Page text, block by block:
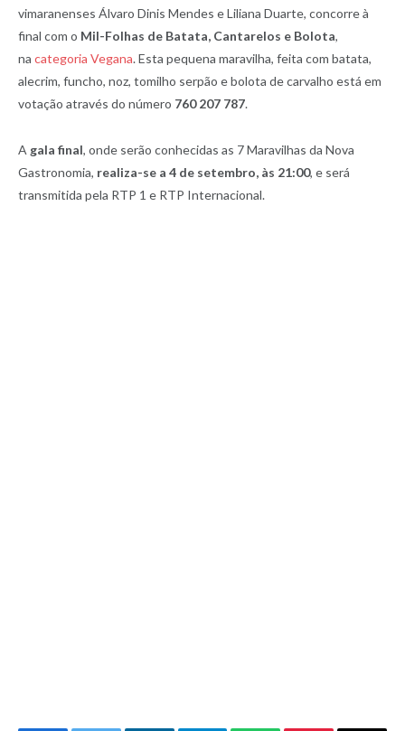
vimaranenses Álvaro Dinis Mendes e Liliana Duarte, concorre à
final com o Mil-Folhas de Batata, Cantarelos e Bolota,
na categoria Vegana. Esta pequena maravilha, feita com batata,
alecrim, funcho, noz, tomilho serpão e bolota de carvalho está em
votação através do número 760 207 787.
A gala final, onde serão conhecidas as 7 Maravilhas da Nova
Gastronomia, realiza-se a 4 de setembro, às 21:00, e será
transmitida pela RTP 1 e RTP Internacional.